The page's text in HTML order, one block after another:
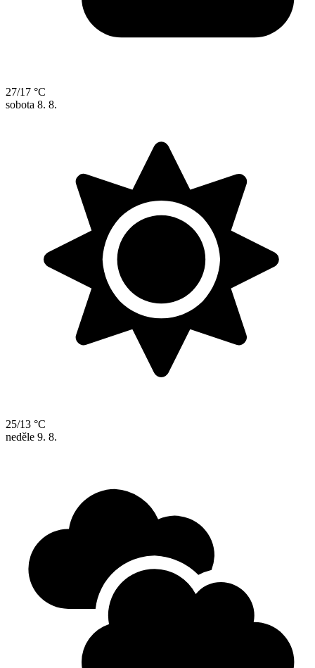
27/17 °C
sobota 8. 8.
25/13 °C
neděle 9. 8.